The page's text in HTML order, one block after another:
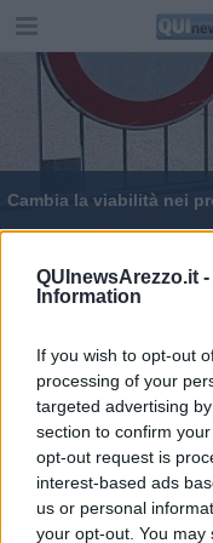
QUInewsArezzo.it -
Information
If you wish to opt-out
processing of your
targeted advertising
section to confirm
opt-out request is
interest-based ads
us or personal
your opt-out. You
Cambia la viabilità nei
Il camper
Nozze
Come
Come
​Casa